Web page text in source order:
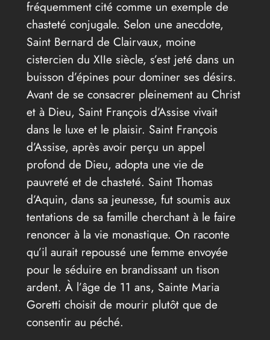
fréquemment cité comme un exemple de
chasteté conjugale. Selon une anecdote,
Saint Bernard de Clairvaux, moine
cistercien du XIIe siècle, s’est jeté dans un
buisson d’épines pour dominer ses désirs.
Avant de se consacrer pleinement au Christ
et à Dieu, Saint François d’Assise vivait
dans le luxe et le plaisir. Saint François
d’Assise, après avoir perçu un appel
profond de Dieu, adopta une vie de
pauvreté et de chasteté. Saint Thomas
d’Aquin, dans sa jeunesse, fut soumis aux
tentations de sa famille cherchant à le faire
renoncer à la vie monastique. On raconte
qu’il aurait repoussé une femme envoyée
pour le séduire en brandissant un tison
ardent. À l’âge de 11 ans, Sainte Maria
Goretti choisit de mourir plutôt que de
consentir au péché.